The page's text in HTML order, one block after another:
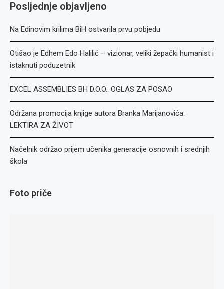
Posljednje objavljeno
Na Edinovim krilima BiH ostvarila prvu pobjedu
Otišao je Edhem Edo Halilić – vizionar, veliki žepački humanist i
istaknuti poduzetnik
EXCEL ASSEMBLIES BH D.O.O.: OGLAS ZA POSAO
Održana promocija knjige autora Branka Marijanovića:
LEKTIRA ZA ŽIVOT
Načelnik održao prijem učenika generacije osnovnih i srednjih
škola
Foto priče